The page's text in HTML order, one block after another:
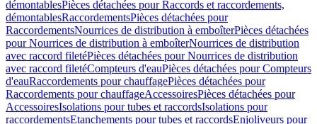
démontablesPièces détachées pour Raccords et raccordements,
démontablesRaccordementsPièces détachées pour
RaccordementsNourrices de distribution à emboîterPièces détachées
pour Nourrices de distribution à emboîterNourrices de distribution
avec raccord filetéPièces détachées pour Nourrices de distribution
avec raccord filetéCompteurs d'eauPièces détachées pour Compteurs
d'eauRaccordements pour chauffagePièces détachées pour
Raccordements pour chauffageAccessoiresPièces détachées pour
AccessoiresIsolations pour tubes et raccordsIsolations pour
raccordementsEtanchements pour tubes et raccordsEnjoliveurs pour